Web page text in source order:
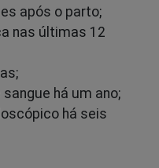
após o parto;
nas últimas 12
há um ano;
há seis